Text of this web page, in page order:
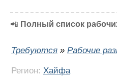
📲 Полный список
Требуются » Рабочие
Регион: Хайфа